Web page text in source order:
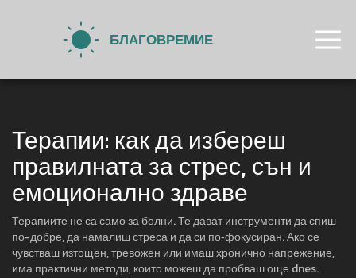
Терапии: как да избереш
правилната за стрес, сън и
емоционално здраве
Терапиите не са само за болни. Те дават инструменти да спиш
по-добре, да намалиш стреса и да си по‑фокусиран. Ако се
чувстваш изтощен, тревожен или имаш хронично напрежение,
има практични методи, които можеш да пробваш още dnes.